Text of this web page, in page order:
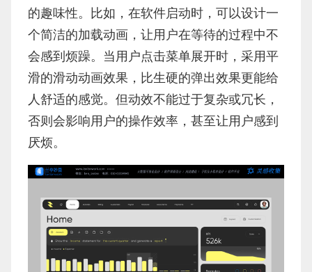
的趣味性。比如，在软件启动时，可以设计一
个简洁的加载动画，让用户在等待的过程中不
会感到烦躁。当用户点击菜单展开时，采用平
滑的滑动动画效果，比生硬的弹出效果更能给
人舒适的感觉。但动效不能过于复杂或冗长，
否则会影响用户的操作效率，甚至让用户感到
厌烦。